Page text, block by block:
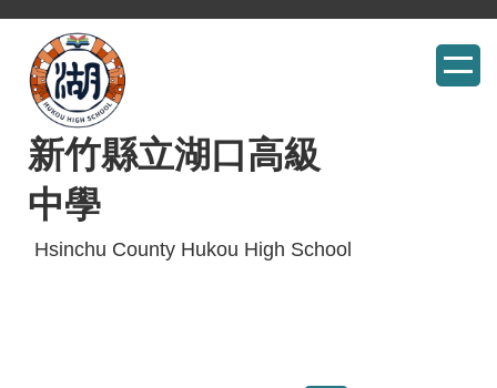
新竹縣立湖口高級
中學
Hsinchu County Hukou High School